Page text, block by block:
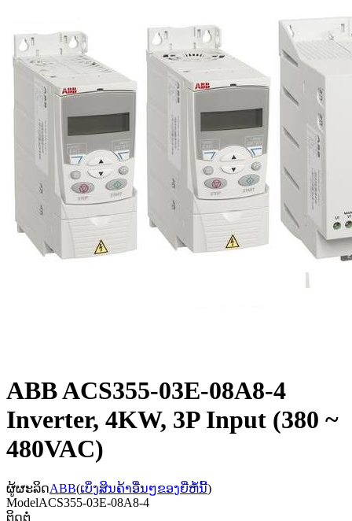
ABB ACS355-03E-08A8-4
Inverter, 4KW, 3P Input (380 ~
480VAC)
ຜູ້ຜະລິດABB(ເບິ່ງສິນຄ້າອື່ນໆຂອງຍີ່ຫໍ້ນີ້)
ModelACS355-03E-08A8-4
ຕິດຕໍ່